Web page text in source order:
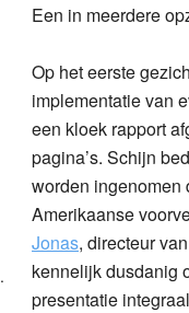
Een in meerdere
Op het eerste
implementatie van
een kloek rapport
pagina’s. Schijn
worden ingenomen
Amerikaanse
Jonas, directeur
kennelijk dusdanig
presentatie